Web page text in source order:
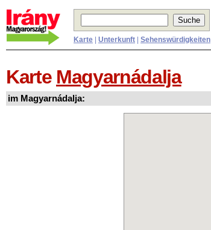
Karte Unterkunft Sehenswürdigkeiten
Karte Magyarnádalja
im Magyarnádalja: